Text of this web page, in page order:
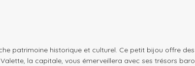
patrimoine historique et culturel. Ce petit bijou offre
la capitale, vous émerveillera avec ses trésors